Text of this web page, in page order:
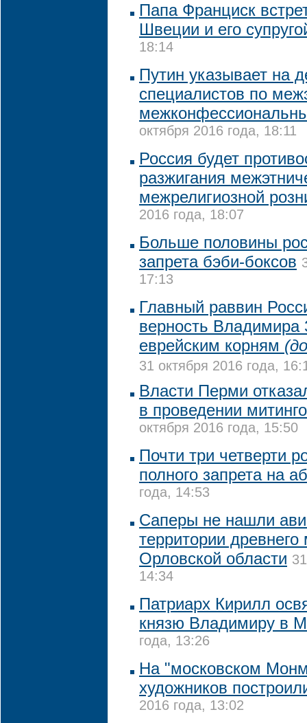
Папа Франциск
Швеции и его
18:14
Путин указывает на
специалистов по
октября 2016 года, 18:11
Россия будет
разжигания
межрелигиозной
2016 года, 18:07
Больше половины
запрета бэби-боксов
17:13
Главный раввин
верность Владимира
еврейским корням
31 октября 2016 года,
Власти Перми
в проведении
октября 2016 года, 15:50
Почти три четверти
полного запрета на
года, 14:53
Саперы не нашли
территории
Орловской области
14:34
Патриарх Кирилл
князю Владимиру в
года, 13:26
На "московском
художников
2016 года, 13:02